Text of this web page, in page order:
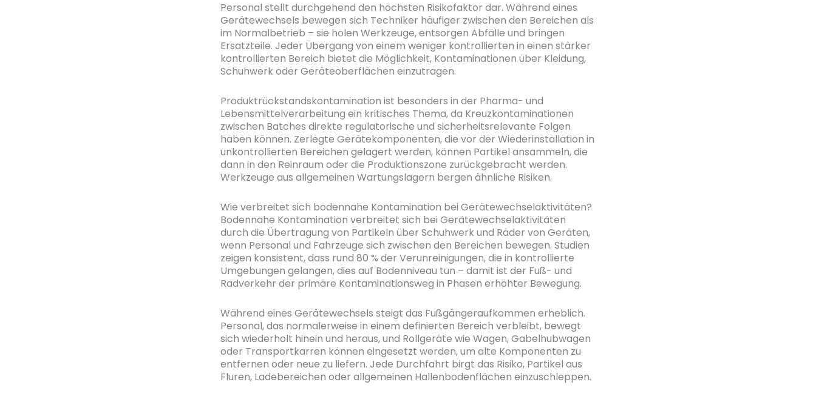
Personal stellt durchgehend den höchsten Risikofaktor dar. Während eines
Gerätewechsels bewegen sich Techniker häufiger zwischen den Bereichen als
im Normalbetrieb – sie holen Werkzeuge, entsorgen Abfälle und bringen
Ersatzteile. Jeder Übergang von einem weniger kontrollierten in einen stärker
kontrollierten Bereich bietet die Möglichkeit, Kontaminationen über Kleidung,
Schuhwerk oder Geräteoberflächen einzutragen.
Produktrückstandskontamination ist besonders in der Pharma- und
Lebensmittelverarbeitung ein kritisches Thema, da Kreuzkontaminationen
zwischen Batches direkte regulatorische und sicherheitsrelevante Folgen
haben können. Zerlegte Gerätekomponenten, die vor der Wiederinstallation in
unkontrollierten Bereichen gelagert werden, können Partikel ansammeln, die
dann in den Reinraum oder die Produktionszone zurückgebracht werden.
Werkzeuge aus allgemeinen Wartungslagern bergen ähnliche Risiken.
Wie verbreitet sich bodennahe Kontamination bei Gerätewechselaktivitäten?
Bodennahe Kontamination verbreitet sich bei Gerätewechselaktivitäten
durch die Übertragung von Partikeln über Schuhwerk und Räder von Geräten,
wenn Personal und Fahrzeuge sich zwischen den Bereichen bewegen. Studien
zeigen konsistent, dass rund 80 % der Verunreinigungen, die in kontrollierte
Umgebungen gelangen, dies auf Bodenniveau tun – damit ist der Fuß- und
Radverkehr der primäre Kontaminationsweg in Phasen erhöhter Bewegung.
Während eines Gerätewechsels steigt das Fußgängeraufkommen erheblich.
Personal, das normalerweise in einem definierten Bereich verbleibt, bewegt
sich wiederholt hinein und heraus, und Rollgeräte wie Wagen, Gabelhubwagen
oder Transportkarren können eingesetzt werden, um alte Komponenten zu
entfernen oder neue zu liefern. Jede Durchfahrt birgt das Risiko, Partikel aus
Fluren, Ladebereichen oder allgemeinen Hallenbodenflächen einzuschleppen.